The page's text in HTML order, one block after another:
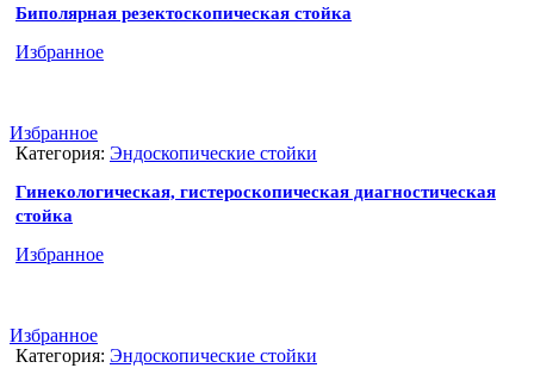
Биполярная резектоскопическая стойка
Избранное
Избранное
Категория: Эндоскопические стойки
Гинекологическая, гистероскопическая диагностическая
стойка
Избранное
Избранное
Категория: Эндоскопические стойки